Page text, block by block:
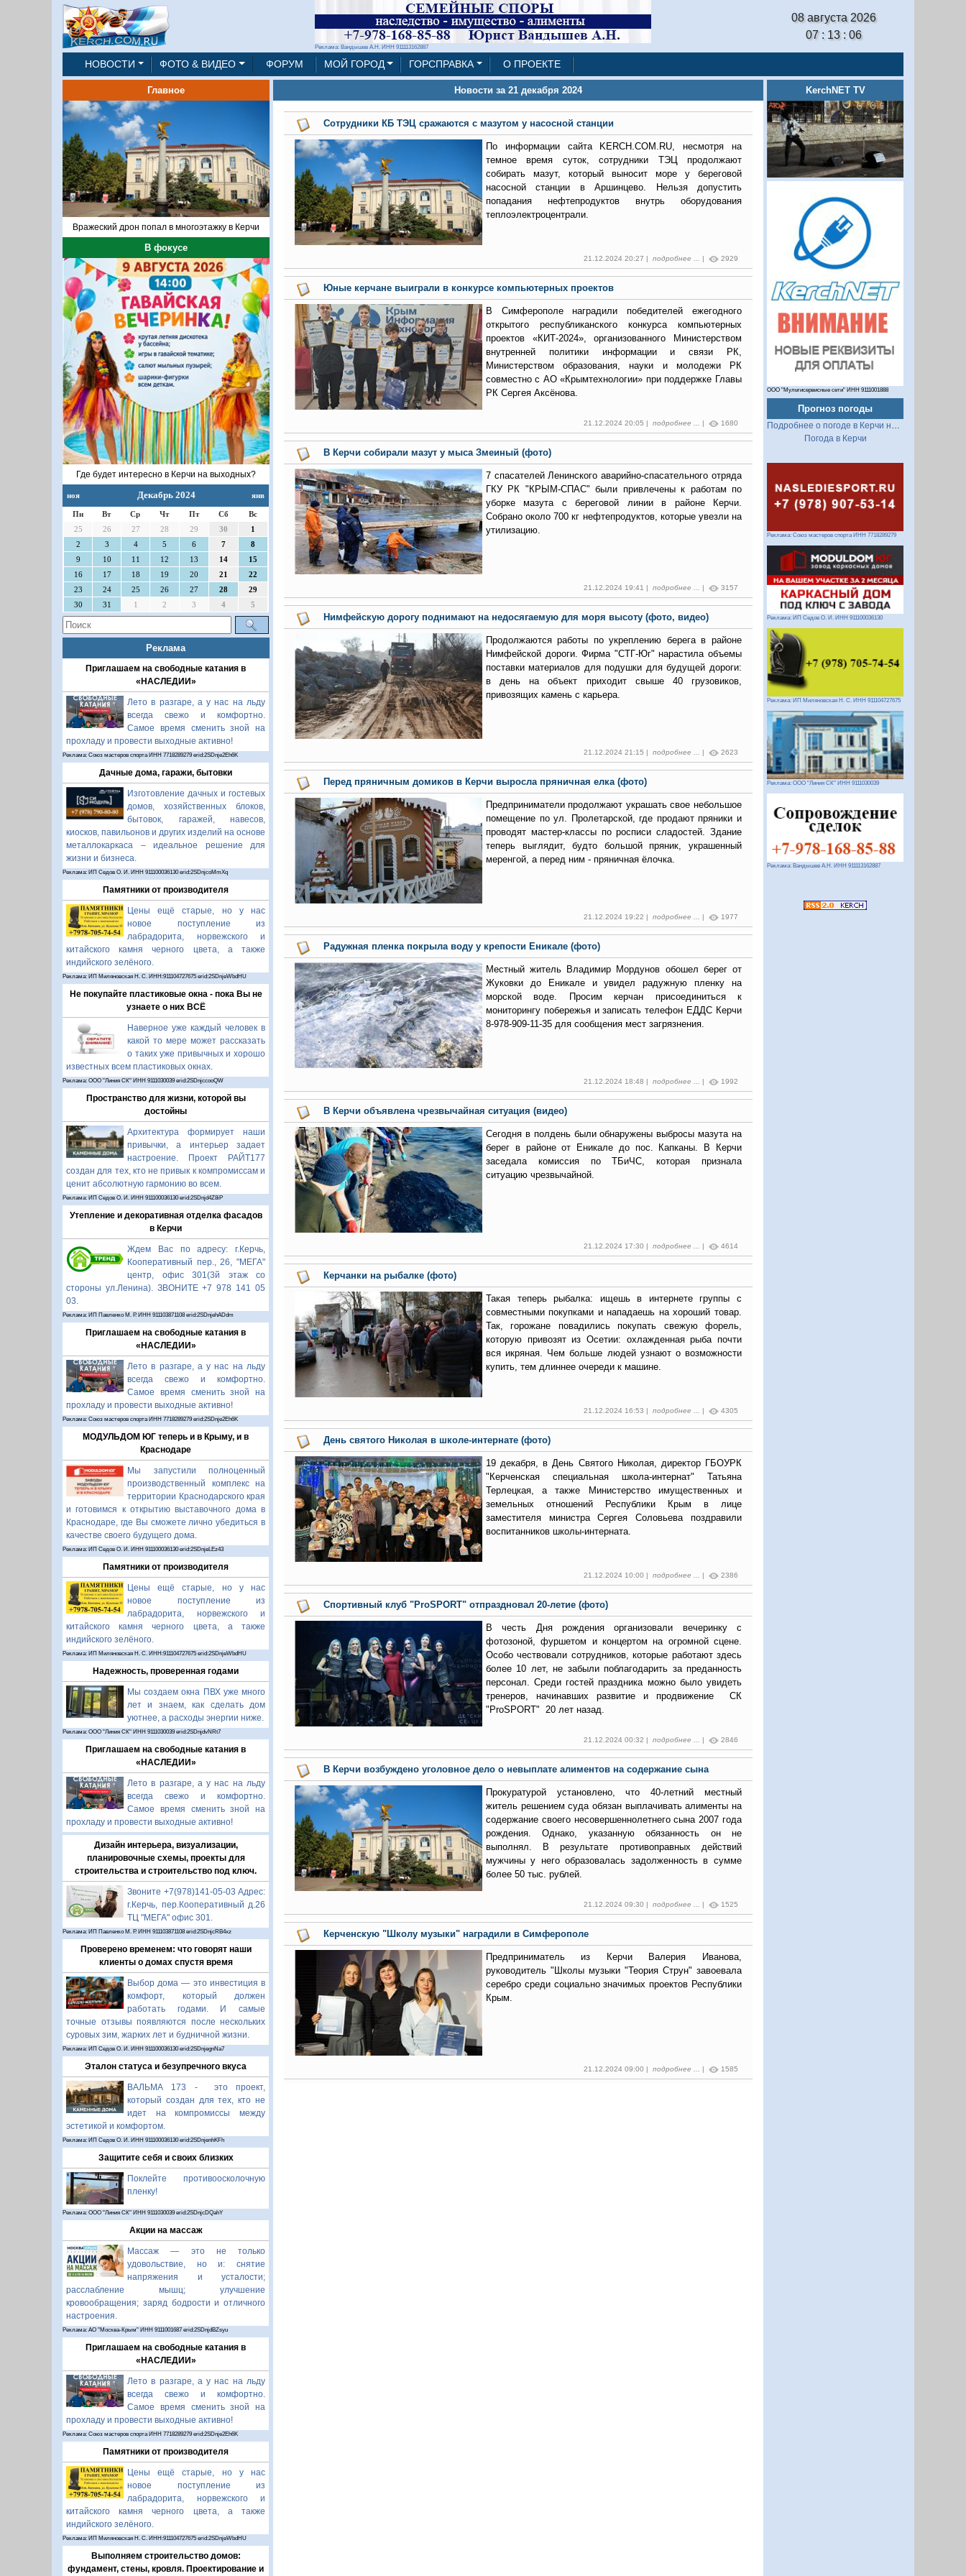
Реклама: Вандышев А.Н. ИНН 911113162887
08 августа 2026
07 : 13 : 07
НОВОСТИ ФОТО & ВИДЕО ФОРУМ МОЙ ГОРОД ГОРСПРАВКА О ПРОЕКТЕ
Главное
Вражеский дрон попал в многоэтажку в Керчи
В фокусе
Где будет интересно в Керчи на выходных?
ноя Декабрь 2024 янв
Пн Вт Ср Чт Пт Сб
Вс
25
26 27 28 29 30
1
2
3 4 5 6 7
8
9
10 11 12 13 14
15
16
17 18 19 20 21
22
23
24 25 26 27 28
29
30
31 1 2 3 4 5
Реклама
Приглашаем на свободные катания в
«НАСЛЕДИИ»
Лето в разгаре, а у нас на льду
всегда свежо и комфортно.
Самое время сменить зной на
прохладу и провести выходные активно!
Реклама: Союз мастеров спорта ИНН 7718289279 erid:2SDnje2Eh6K
Дачные дома, гаражи, бытовки
Изготовление дачных и гостевых
домов, хозяйственных блоков,
бытовок, гаражей, навесов,
киосков, павильонов и других изделий на основе
металлокаркаса – идеальное решение для
жизни и бизнеса.
Реклама: ИП Седов О. И. ИНН 911100036130 erid:2SDnjcoMmXq
Памятники от производителя
Цены ещё старые, но у нас
новое поступление из
лабрадорита, норвежского и
китайского камня черного цвета, а также
индийского зелёного.
Реклама: ИП Миляновская Н. С. ИНН:911104727675 erid:2SDnjeWbdHU
Не покупайте пластиковые окна - пока Вы не
узнаете о них ВСЁ
Наверное уже каждый человек в
какой то мере может рассказать
о таких уже привычных и хорошо
известных всем пластиковых окнах.
Реклама: ООО "Линия СК" ИНН 9111030039 erid:2SDnjccooQW
Пространство для жизни, которой вы
достойны
Архитектура формирует наши
привычки, а интерьер задает
настроение. Проект РАЙТ177
создан для тех, кто не привык к компромиссам и
ценит абсолютную гармонию во всем.
Реклама: ИП Седов О. И. ИНН 911100036130 erid:2SDnjd4Z8iP
Утепление и декоративная отделка фасадов
в Керчи
Ждем Вас по адресу: г.Керчь,
Кооперативный пер., 26, "МЕГА"
центр, офис 301(3й этаж со
стороны ул.Ленина). ЗВОНИТЕ +7 978 141 05
03.
Реклама: ИП Павленко М. Р. ИНН 911103871108 erid:2SDnjehADdm
Приглашаем на свободные катания в
«НАСЛЕДИИ»
Лето в разгаре, а у нас на льду
всегда свежо и комфортно.
Самое время сменить зной на
прохладу и провести выходные активно!
Реклама: Союз мастеров спорта ИНН 7718289279 erid:2SDnje2Eh6K
МОДУЛЬДОМ ЮГ теперь и в Крыму, и в
Краснодаре
Мы запустили полноценный
производственный комплекс на
территории Краснодарского края
и готовимся к открытию выставочного дома в
Краснодаре, где Вы сможете лично убедиться в
качестве своего будущего дома.
Реклама: ИП Седов О. И. ИНН 911100036130 erid:2SDnjeLEz43
Памятники от производителя
Цены ещё старые, но у нас
новое поступление из
лабрадорита, норвежского и
китайского камня черного цвета, а также
индийского зелёного.
Реклама: ИП Миляновская Н. С. ИНН:911104727675 erid:2SDnjeWbdHU
Надежность, проверенная годами
Мы создаем окна ПВХ уже много
лет и знаем, как сделать дом
уютнее, а расходы энергии ниже.
Реклама: ООО "Линия СК" ИНН 9111030039 erid:2SDnjdvNRt7
Приглашаем на свободные катания в
«НАСЛЕДИИ»
Лето в разгаре, а у нас на льду
всегда свежо и комфортно.
Самое время сменить зной на
прохладу и провести выходные активно!
Дизайн интерьера, визуализации,
планировочные схемы, проекты для
строительства и строительство под ключ.
Звоните +7(978)141-05-03 Адрес:
г.Керчь, пер.Кооперативный д.26
ТЦ "МЕГА" офис 301.
Реклама: ИП Павленко М. Р. ИНН 911103871108 erid:2SDnjcRB4xz
Проверено временем: что говорят наши
клиенты о домах спустя время
Выбор дома — это инвестиция в
комфорт, который должен
работать годами. И самые
точные отзывы появляются после нескольких
суровых зим, жарких лет и будничной жизни.
Реклама: ИП Седов О. И. ИНН 911100036130 erid:2SDnjegnNa7
Эталон статуса и безупречного вкуса
ВАЛЬМА 173 - это проект,
который создан для тех, кто не
идет на компромиссы между
эстетикой и комфортом.
Реклама: ИП Седов О. И. ИНН 911100036130 erid:2SDnjenhKFh
Защитите себя и своих близких
Поклейте противоосколочную
пленку!
Реклама: ООО "Линия СК" ИНН 9111030039 erid:2SDnjcDQahY
Акции на массаж
Массаж — это не только
удовольствие, но и: снятие
напряжения и усталости;
расслабление мышц; улучшение
кровообращения; заряд бодрости и отличного
настроения.
Реклама: АО "Москва-Крым" ИНН 9111001687 erid:2SDnjdBZsyu
Приглашаем на свободные катания в
«НАСЛЕДИИ»
Лето в разгаре, а у нас на льду
всегда свежо и комфортно.
Самое время сменить зной на
прохладу и провести выходные активно!
Реклама: Союз мастеров спорта ИНН 7718289279 erid:2SDnje2Eh6K
Памятники от производителя
Цены ещё старые, но у нас
новое поступление из
лабрадорита, норвежского и
китайского камня черного цвета, а также
индийского зелёного.
Реклама: ИП Миляновская Н. С. ИНН:911104727675 erid:2SDnjeWbdHU
Выполняем строительство домов:
фундамент, стены, кровля. Проектирование и
Новости за 21 декабря 2024
Сотрудники КБ ТЭЦ сражаются с мазутом у насосной станции
По информации сайта KERCH.COM.RU, несмотря на
темное время суток, сотрудники ТЭЦ продолжают
собирать мазут, который выносит море у береговой
насосной станции в Аршинцево. Нельзя допустить
попадания нефтепродуктов внутрь оборудования
теплоэлектроцентрали.
21.12.2024 20:27 | подробнее ... | 2929
Юные керчане выиграли в конкурсе компьютерных проектов
В Симферополе наградили победителей ежегодного
открытого республиканского конкурса компьютерных
проектов «КИТ-2024», организованного Министерством
внутренней политики информации и связи РК,
Министерством образования, науки и молодежи РК
совместно с АО «Крымтехнологии» при поддержке Главы
РК Сергея Аксёнова.
21.12.2024 20:05 | подробнее ... | 1680
В Керчи собирали мазут у мыса Змеиный (фото)
7 спасателей Ленинского аварийно-спасательного отряда
ГКУ РК "КРЫМ-СПАС" были привлечены к работам по
уборке мазута с береговой линии в районе Керчи.
Собрано около 700 кг нефтепродуктов, которые увезли на
утилизацию.
21.12.2024 19:41 | подробнее ... | 3157
Нимфейскую дорогу поднимают на недосягаемую для моря высоту (фото, видео)
Продолжаются работы по укреплению берега в районе
Нимфейской дороги. Фирма "СТГ-Юг" нарастила объемы
поставки материалов для подушки для будущей дороги:
в день на объект приходит свыше 40 грузовиков,
привозящих камень с карьера.
21.12.2024 21:15 | подробнее ... | 2623
Перед пряничным домиков в Керчи выросла пряничная елка (фото)
Предприниматели продолжают украшать свое небольшое
помещение по ул. Пролетарской, где продают пряники и
проводят мастер-классы по росписи сладостей. Здание
теперь выглядит, будто большой пряник, украшенный
меренгой, а перед ним - пряничная ёлочка.
21.12.2024 19:22 | подробнее ... | 1977
Радужная пленка покрыла воду у крепости Еникале (фото)
Местный житель Владимир Мордунов обошел берег от
Жуковки до Еникале и увидел радужную пленку на
морской воде. Просим керчан присоединиться к
мониторингу побережья и записать телефон ЕДДС Керчи
8-978-909-11-35 для сообщения мест загрязнения.
21.12.2024 18:48 | подробнее ... | 1992
В Керчи объявлена чрезвычайная ситуация (видео)
Сегодня в полдень были обнаружены выбросы мазута на
берег в районе от Еникале до пос. Капканы. В Керчи
заседала комиссия по ТБиЧС, которая признала
ситуацию чрезвычайной.
21.12.2024 17:30 | подробнее ... | 4614
Керчанки на рыбалке (фото)
Такая теперь рыбалка: ищешь в интернете группы с
совместными покупками и нападаешь на хороший товар.
Так, горожане повадились покупать свежую форель,
которую привозят из Осетии: охлажденная рыба почти
вся икряная. Чем больше людей узнают о возможности
купить, тем длиннее очереди к машине.
21.12.2024 16:53 | подробнее ... | 4305
День святого Николая в школе-интернате (фото)
19 декабря, в День Святого Николая, директор ГБОУРК
"Керченская специальная школа-интернат" Татьяна
Терлецкая, а также Министерство имущественных и
земельных отношений Республики Крым в лице
заместителя министра Сергея Соловьева поздравили
воспитанников школы-интерната.
21.12.2024 10:00 | подробнее ... 2386
Спортивный клуб "ProSPORT" отпраздновал 20-летие (фото)
В честь Дня рождения организовали вечеринку с
фотозоной, фуршетом и концертом на огромной сцене.
Особо чествовали сотрудников, которые работают здесь
более 10 лет, не забыли поблагодарить за преданность
персонал. Среди гостей праздника можно было увидеть
тренеров, начинавших развитие и продвижение СК
"ProSPORT" 20 лет назад.
21.12.2024 00:32 | подробнее ... 2846
В Керчи возбуждено уголовное дело о невыплате алиментов на содержание сына
Прокуратурой установлено, что 40-летний местный
житель решением суда обязан выплачивать алименты на
содержание своего несовершеннолетнего сына 2007 года
рождения. Однако, указанную обязанность он не
выполнял. В результате противоправных действий
мужчины у него образовалась задолженность в сумме
более 50 тыс. рублей.
21.12.2024 09:30 | подробнее ... 1525
Керченскую "Школу музыки" наградили в Симферополе
Предприниматель из Керчи Валерия Иванова,
руководитель "Школы музыки "Теория Струн" завоевала
серебро среди социально значимых проектов Республики
Крым.
21.12.2024 09:00 | подробнее ... 1585
KerchNET TV
ООО "Мультисервисные сети" ИНН 9111001888
Прогноз погоды
Подробнее о погоде в Керчи на 2 недели
Погода в Керчи
Реклама: Союз мастеров спорта ИНН 7718289279
Реклама: ИП Седов О. И. ИНН 911100036130
Реклама: ИП Миляновская Н. С. ИНН 911104727675
Реклама: ООО "Линия СК" ИНН 9111030039
Реклама: Вандышев А.Н. ИНН 911113162887